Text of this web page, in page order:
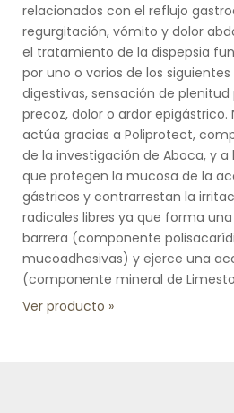
relacionados con el reflujo
regurgitación, vómito y dolor
el tratamiento de la dispepsia
por uno o varios de los
digestivas, sensación de
precoz, dolor o ardor epigástrico.
actúa gracias a Poliprotect,
de la investigación de Aboca, y
que protegen la mucosa de la
gástricos y contrarrestan la
radicales libres ya que forma
barrera (componente
mucoadhesivas) y ejerce una
(componente mineral de
Ver producto